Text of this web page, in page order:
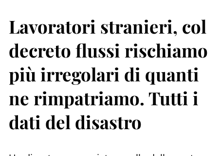
Lavoratori stranieri, col
decreto flussi rischiamo
più irregolari di quanti
ne rimpatriamo. Tutti i
dati del disastro